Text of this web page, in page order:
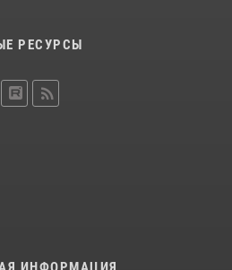
РЕСУРСЫ